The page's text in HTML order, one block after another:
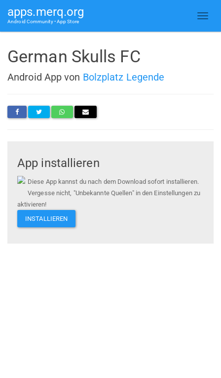
apps.merq.org
Android Community • App Store
German Skulls FC
Android App von Bolzplatz Legende
App installieren
Diese App kannst du nach dem Download sofort installieren.
Vergesse nicht, "Unbekannte Quellen" in den Einstellungen zu
aktivieren!
INSTALLIEREN